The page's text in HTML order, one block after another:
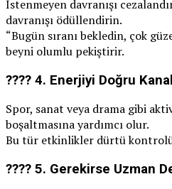
İstenmeyen davranışı
davranışı ödüllendirin.
“Bugün sıranı bekledin, çok
beyni olumlu pekiştirir.
???? 4. Enerjiyi Doğru
Spor, sanat veya drama gibi
boşaltmasına yardımcı olur.
Bu tür etkinlikler dürtü
???? 5. Gerekirse Uzman